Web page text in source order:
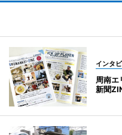
インタ
周南エ
新聞